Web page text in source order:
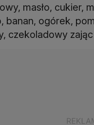
masło, cukier,
banan, ogórek,
czekoladowy